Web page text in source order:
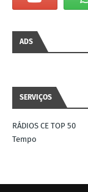
ADS
SERVIÇOS
RÁDIOS CE TOP 50
Tempo